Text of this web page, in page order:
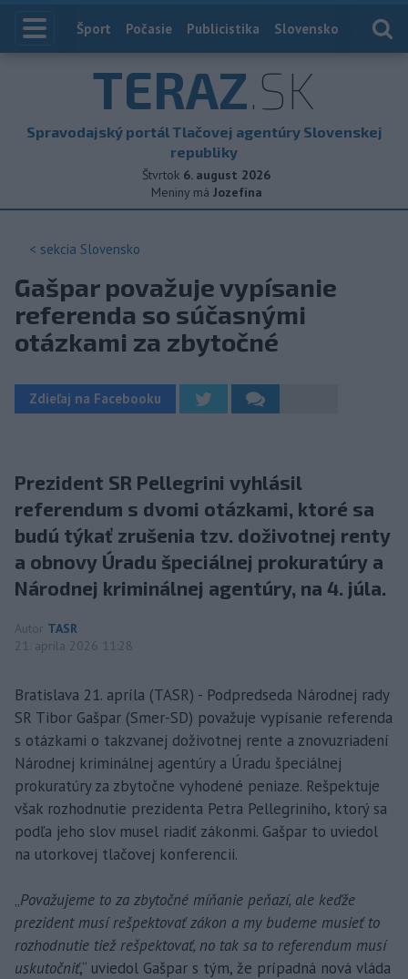
Index
Šport Počasie Publicistika Slovensko
TERAZ.SK
Spravodajský portál Tlačovej agentúry Slovenskej
republiky
Štvrtok 6. august 2026
Meniny má Jozefína
< sekcia Slovensko
Gašpar považuje vypísanie
referenda so súčasnými
otázkami za zbytočné
Zdieľaj na Facebooku
Prezident SR Pellegrini vyhlásil
referendum s dvomi otázkami, ktoré sa
budú týkať zrušenia tzv. doživotnej renty
a obnovy Úradu špeciálnej prokuratúry a
Národnej kriminálnej agentúry, na 4. júla.
Autor TASR
21. apríla 2026 11:28
Bratislava 21. apríla (TASR) - Podpredseda Národnej rady
SR Tibor Gašpar (Smer-SD) považuje vypísanie referenda
s otázkami o takzvanej doživotnej rente a znovuzriadení
Národnej kriminálnej agentúry a Úradu špeciálnej
prokuratúry za zbytočne vyhodené peniaze. Rešpektuje
však rozhodnutie prezidenta Petra Pellegriniho, ktorý sa
podľa jeho slov musel riadiť zákonmi. Gašpar to uviedol
na utorkovej tlačovej konferencii.
„Považujeme to za zbytočné míňanie peňazí, ale keďže
prezident musí rešpektovať zákon a my budeme musieť to
rozhodnutie tiež rešpektovať, no tak sa to referendum musí
uskutočniť,“ uviedol Gašpar s tým, že prípadná nová vláda